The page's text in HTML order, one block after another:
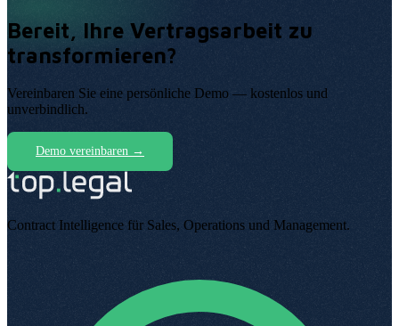
Bereit, Ihre Vertragsarbeit zu
transformieren?
Vereinbaren Sie eine persönliche Demo — kostenlos und
unverbindlich.
Demo vereinbaren →
Contract Intelligence für Sales, Operations und Management.